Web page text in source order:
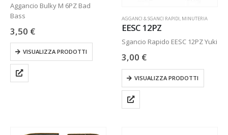
Aggancio Bulky M 6PZ Bad
Bass
3,50 €
VISUALIZZA PRODOTTI
AGGANCI & SGANCI RAPIDI, MINUTERIA
EESC 12PZ
Sgancio Rapido EESC 12PZ Yuki
3,00 €
VISUALIZZA PRODOTTI